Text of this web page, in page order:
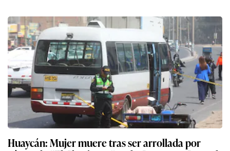
Huaycán: Mujer muere tras ser arrollada por